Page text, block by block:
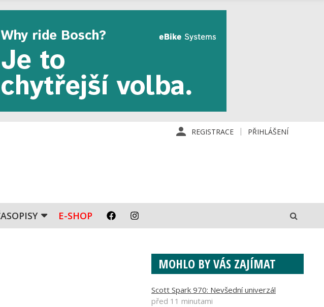
REGISTRACE PŘIHLÁŠENÍ
E-SHOP
MOHLO BY VÁS ZAJÍMAT
Scott Spark 970: Nevšední univerzál
před 11 minutami